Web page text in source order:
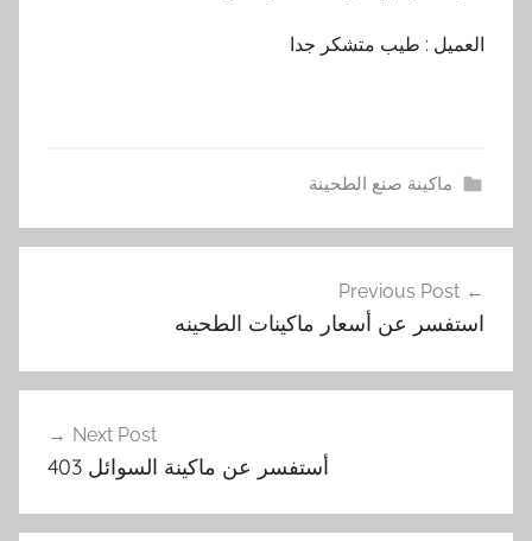
العميل : طيب متشكر جدا
ماكينة صنع الطحينة
ا
ف
س
المقالات
Previous Post
استفسر عن أسعار ماكينات الطحينه
Next Post
أستفسر عن ماكينة السوائل 403